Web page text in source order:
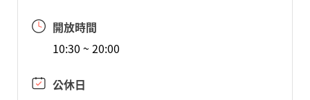
開放時間
10:30 ~ 20:00
公休日